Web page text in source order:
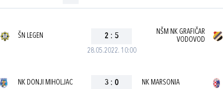
28.05.2022. 10:00
ŠN LEGEN 2 : 5
NŠM NK GRAFIČAR
VODOVOD
NK DONJI MIHOLJAC 3 : 0 NK MARSONIA